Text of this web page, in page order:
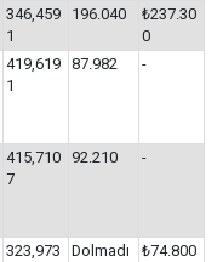
346,459
1
196.040
₺237.30
0
419,619
1
87.982 -
415,710
7
92.210 -
323,973
Dolmadı ₺74.800